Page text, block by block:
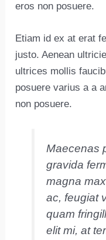
eros non posuere.
Etiam id ex at erat
justo. Aenean
ultrices mollis
posuere varius a a
non posuere.
Maecenas
gravida
magna
ac, feugiat
quam
elit mi, at